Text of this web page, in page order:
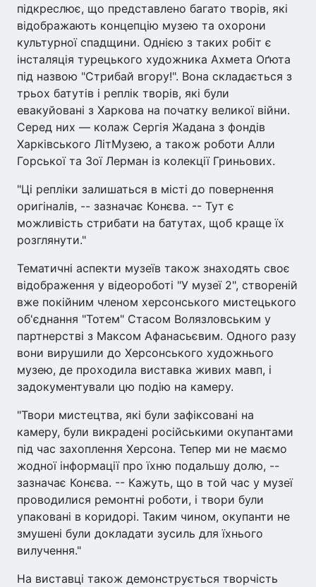
підкреслює, що представлено багато творів, які
відображають концепцію музею та охорони
культурної спадщини. Однією з таких робіт є
інсталяція турецького художника Ахмета Оґюта
під назвою "Стрибай вгору!". Вона складається з
трьох батутів і реплік творів, які були
евакуйовані з Харкова на початку великої війни.
Серед них — колаж Сергія Жадана з фондів
Харківського ЛітМузею, а також роботи Алли
Горської та Зої Лерман із колекції Гриньових.
"Ці репліки залишаться в місті до повернення
оригіналів, -- зазначає Конєва. -- Тут є
можливість стрибати на батутах, щоб краще їх
розглянути."
Тематичні аспекти музеїв також знаходять своє
відображення у відеороботі "У музеї 2", створеній
вже покійним членом херсонського мистецького
об'єднання "Тотем" Стасом Волязловським у
партнерстві з Максом Афанасьєвим. Одного разу
вони вирушили до Херсонського художнього
музею, де проходила виставка живих мавп, і
задокументували цю подію на камеру.
"Твори мистецтва, які були зафіксовані на
камеру, були викрадені російськими окупантами
під час захоплення Херсона. Тепер ми не маємо
жодної інформації про їхню подальшу долю, --
зазначає Конєва. -- Кажуть, що в той час у музеї
проводилися ремонтні роботи, і твори були
упаковані в коридорі. Таким чином, окупанти не
змушені були докладати зусиль для їхнього
вилучення."
На виставці також демонструється творчість